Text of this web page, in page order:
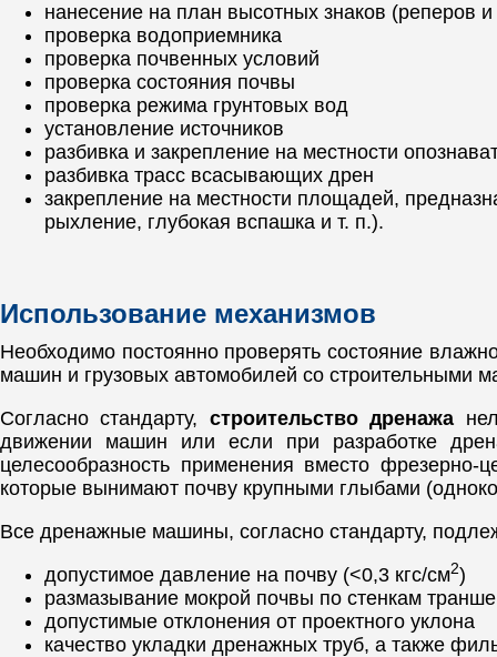
нанесение на план высотных знаков (реперов и
проверка водоприемника
проверка почвенных условий
проверка состояния почвы
проверка режима грунтовых вод
установление источников
разбивка и закрепление на местности
разбивка трасс всасывающих дрен
закрепление на местности площадей,
рыхление, глубокая вспашка и т. п.).
Использование механизмов
Необходимо постоянно проверять состояние
машин и грузовых автомобилей со строительными
Согласно стандарту, строительство дренажа
движении машин или если при разработке
целесообразность применения вместо
которые вынимают почву крупными глыбами
Все дренажные машины, согласно стандарту,
допустимое давление на почву (<0,3 кгс/см2)
размазывание мокрой почвы по стенкам
допустимые отклонения от проектного уклона
качество укладки дренажных труб, а также